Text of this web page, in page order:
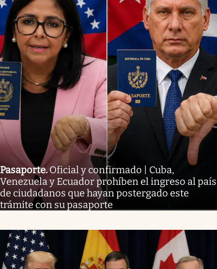
Pasaporte.Oficial y confirmado | Cuba,
Venezuela y Ecuador prohíben el ingreso al país
de ciudadanos que hayan postergado este
trámite con su pasaporte